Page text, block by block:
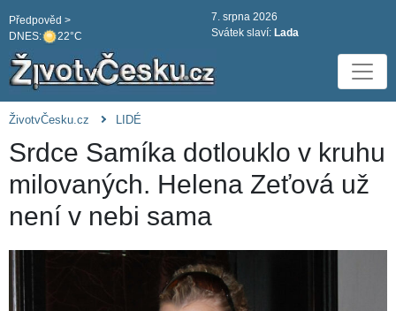
DNES: 22°C
Předpověd >
7. srpna 2026
Svátek slaví: Lada
ŽivotvČesku.cz LIDÉ
Srdce Samíka dotlouklo v kruhu
milovaných. Helena Zeťová už
není v nebi sama